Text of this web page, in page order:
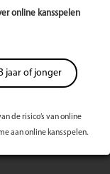
online kansspelen
jaar of jonger
de risico’s van online
aan online kansspelen.